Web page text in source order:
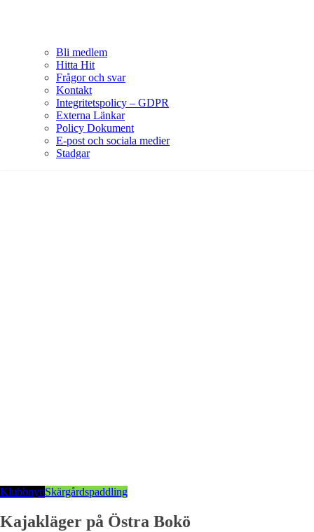
Bli medlem
Hitta Hit
Frågor och svar
Kontakt
Integritetspolicy – GDPR
Externa Länkar
Policy Dokument
E-post och sociala medier
Stadgar
KlubbnyttSkärgårdspaddling
Kajakläger på Östra Bokö